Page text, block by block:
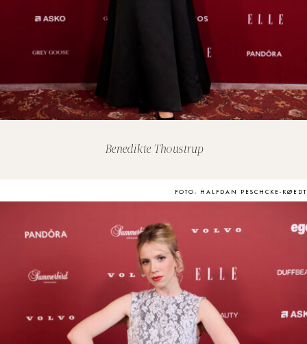
Benedikte Thoustrup
FOTO: HALFDAN PESCHCKE-KØEDT